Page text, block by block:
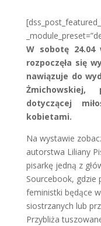
W sobotę 24.04
rozpoczęła się
nawiązuje do
Żmichowskiej,
dotyczącej
kobietami.
Na wystawie
autorstwa Liliany
pisarkę jedną z
Sourcebook, gdzie
feministki będące
siostrzanych lub
Przybliża